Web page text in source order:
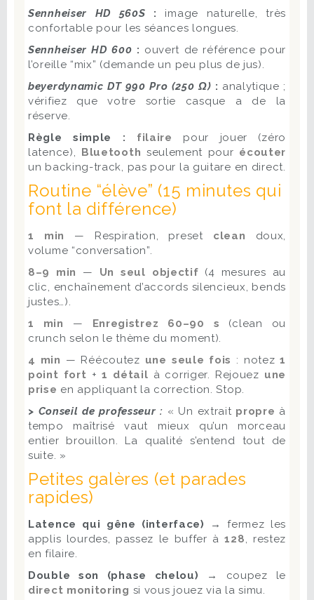
Sennheiser HD 560S :
image naturelle, très
confortable pour les séances longues.
Sennheiser HD 600 : ouvert de référence pour
l’oreille “mix” (demande un peu plus de jus).
beyerdynamic DT 990 Pro (250 Ω) : analytique ;
vérifiez que votre sortie casque a de la
réserve.
Règle simple : filaire pour jouer (zéro
latence),
Bluetooth seulement pour écouter
un backing-track, pas pour la guitare en direct.
Routine “élève” (15 minutes qui
font la différence)
1 min — Respiration, preset clean doux,
volume “conversation”.
8–9 min
— Un seul objectif (4 mesures au
clic, enchaînement d’accords silencieux, bends
justes…).
1 min — Enregistrez 60–90 s (clean ou
crunch selon le thème du moment).
4 min — Réécoutez une seule fois : notez1
point fort +1 détail à corriger. Rejouez une
prise en appliquant la correction. Stop.
> Conseil de professeur : « Un extrait propre à
tempo maîtrisé vaut mieux qu’un morceau
entier brouillon. La qualité s’entend tout de
suite. »
Petites galères (et parades
rapides)
Latence qui gêne (interface) →fermez les
applis lourdes, passez le buffer à128, restez
en filaire.
Double son (phase chelou) →
coupez le
direct monitoring si vous jouez via la simu.